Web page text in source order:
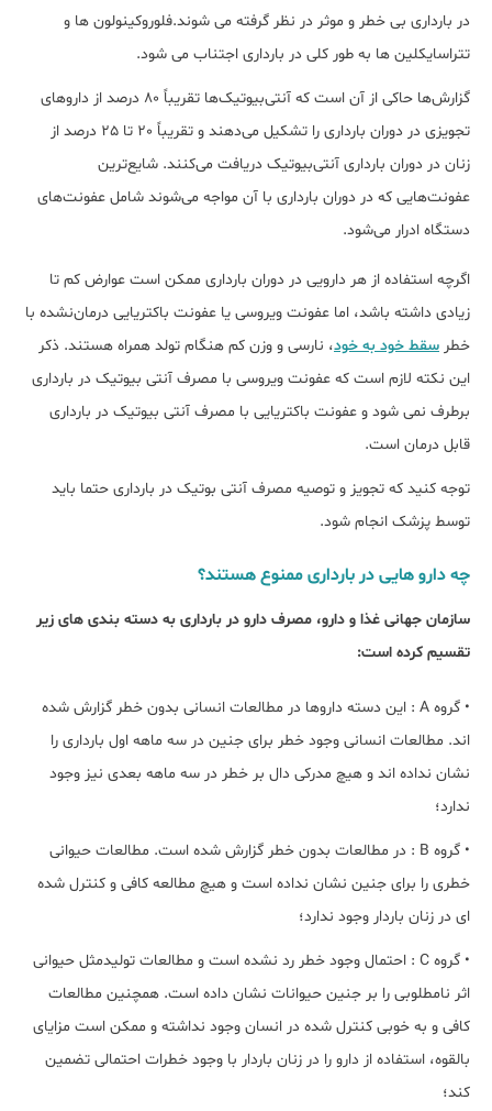
در بارداری بی خطر و موثر در نظر گرفته می شوند.فلوروکینولون ها و
تتراسایکلین ها به طور کلی در بارداری اجتناب می شود.
گزارش‌ها حاکی از آن است که آنتی‌بیوتیک‌ها تقریباً 80 درصد از داروهای
تجویزی در دوران بارداری را تشکیل می‌دهند و تقریباً 20 تا 25 درصد از
زنان در دوران بارداری آنتی‌بیوتیک دریافت می‌کنند. شایع‌ترین
عفونت‌هایی که در دوران بارداری با آن مواجه می‌شوند شامل عفونت‌های
دستگاه ادرار می‌شود.
اگرچه استفاده از هر دارویی در دوران بارداری ممکن است عوارض کم تا
زیادی داشته باشد، اما عفونت‌ ویروسی یا عفونت باکتریایی درمان‌نشده با
خطر سقط خود به‌ خود، نارسی و وزن کم هنگام تولد همراه هستند. ذکر
این نکته لازم است که عفونت ویروسی با مصرف آنتی بیوتیک در بارداری
برطرف نمی شود و عفونت باکتریایی با مصرف آنتی بیوتیک در بارداری
قابل درمان است.
توجه کنید که تجویز و توصیه مصرف آنتی بوتیک در بارداری حتما باید
توسط پزشک انجام شود.
چه دارو هایی در بارداری ممنوع هستند؟
سازمان جهانی غذا و دارو، مصرف دارو در بارداری به دسته بندی های زیر
تقسیم کرده است:
• گروه A : این دسته داروها در مطالعات انسانی بدون خطر گزارش شده
اند. مطالعات انسانی وجود خطر برای جنین در سه ماهه اول بارداری را
نشان نداده اند و هیچ مدرکی دال بر خطر در سه ماهه بعدی نیز وجود
ندارد؛
• گروه B : در مطالعات بدون خطر گزارش شده است. مطالعات حیوانی
خطری را برای جنین نشان نداده است و هیچ مطالعه کافی و کنترل شده
ای در زنان باردار وجود ندارد؛
• گروه C : احتمال وجود خطر رد نشده است و مطالعات تولیدمثل حیوانی
اثر نامطلوبی را بر جنین حیوانات نشان داده است. همچنین مطالعات
کافی و به خوبی کنترل شده در انسان وجود نداشته و ممکن است مزایای
بالقوه، استفاده از دارو را در زنان باردار با وجود خطرات احتمالی تضمین
کند؛